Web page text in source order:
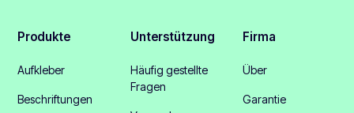
Produkte
Aufkleber
Beschriftungen
Unterstützung
Häufig gestellte
Fragen
Firma
Über
Garantie